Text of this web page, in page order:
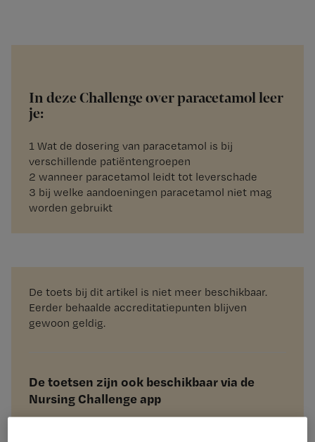
In deze Challenge over paracetamol leer
je:
1 Wat de dosering van paracetamol is bij
verschillende patiëntengroepen
2 wanneer paracetamol leidt tot leverschade
3 bij welke aandoeningen paracetamol niet mag
worden gebruikt
De toets bij dit artikel is niet meer beschikbaar.
Eerder behaalde accreditatiepunten blijven
gewoon geldig.
De toetsen zijn ook beschikbaar via de
Nursing Challenge app